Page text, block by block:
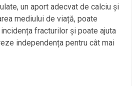
un aport adecvat de calciu și
mediului de viață, poate
fracturilor și poate ajuta
independența pentru cât mai